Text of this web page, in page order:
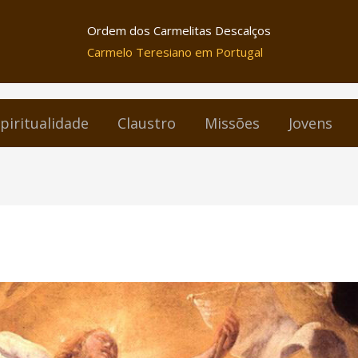
Ordem dos Carmelitas Descalços
Carmelo Teresiano em Portugal
Claustro Missões Jovens